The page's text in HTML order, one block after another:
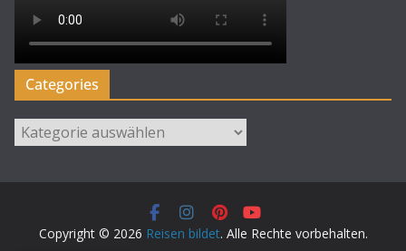
Categories
Categories
Copyright © 2026 Reisen bildet. Alle Rechte vorbehalten.